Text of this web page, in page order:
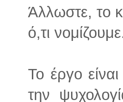
Άλλωστε, το
ό,τι
Το έργο
την